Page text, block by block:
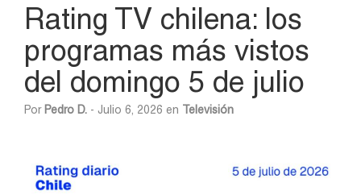
Rating TV chilena: los
programas más vistos
del domingo 5 de julio
Por Pedro D. - Julio 6, 2026 en Televisión